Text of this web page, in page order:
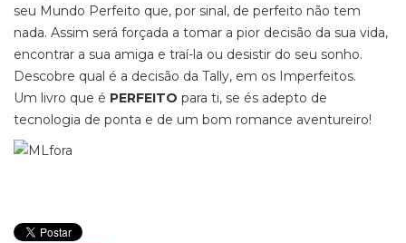
seu Mundo Perfeito que, por sinal, de perfeito não tem
nada. Assim será forçada a tomar a pior decisão da sua vida,
encontrar a sua amiga e traí-la ou desistir do seu sonho.
Descobre qual é a decisão da Tally, em os Imperfeitos.
Um livro que é PERFEITO para ti, se és adepto de
tecnologia de ponta e de um bom romance aventureiro!